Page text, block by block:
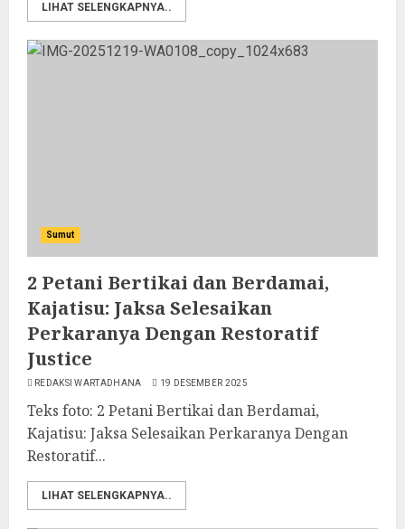
LIHAT SELENGKAPNYA..
Sumut
2 Petani Bertikai dan Berdamai,
Kajatisu: Jaksa Selesaikan
Perkaranya Dengan Restoratif
Justice
REDAKSI WARTADHANA 19 DESEMBER 2025
Teks foto: 2 Petani Bertikai dan Berdamai,
Kajatisu: Jaksa Selesaikan Perkaranya Dengan
Restoratif...
LIHAT SELENGKAPNYA..